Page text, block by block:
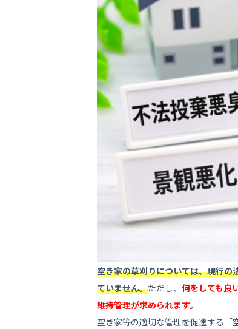
処分まで依頼でき
5 空き家の草刈り
時間単位の場合
5.2
面積単位の場合
5.3除草の量で計算す
6 空き家の草刈り
6.1 自分でできる範
6.2複数業者の見積も
6.3補助金を活用する
8 空き家の草刈り
空き家の草刈りについては、現行の
ていません。ただし、 何をしても良
維持管理が求められます。
空き家等の適切な管理を促進する「